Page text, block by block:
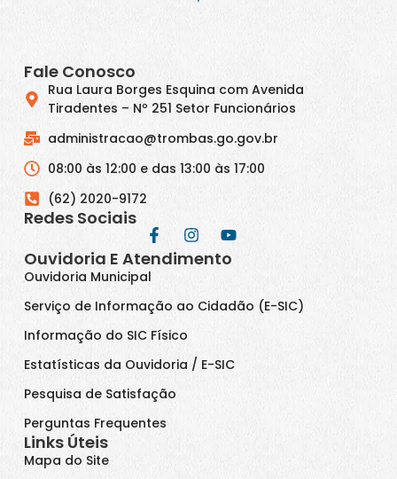
Fale Conosco
Rua Laura Borges Esquina com Avenida
Tiradentes – Nº 251 Setor Funcionários
administracao@trombas.go.gov.br
08:00 às 12:00 e das 13:00 às 17:00
(62) 2020-9172
Redes Sociais
Ouvidoria E Atendimento
Ouvidoria Municipal
Serviço de Informação ao Cidadão (E-SIC)
Informação do SIC Físico
Estatísticas da Ouvidoria / E-SIC
Pesquisa de Satisfação
Perguntas Frequentes
Links Úteis
Mapa do Site